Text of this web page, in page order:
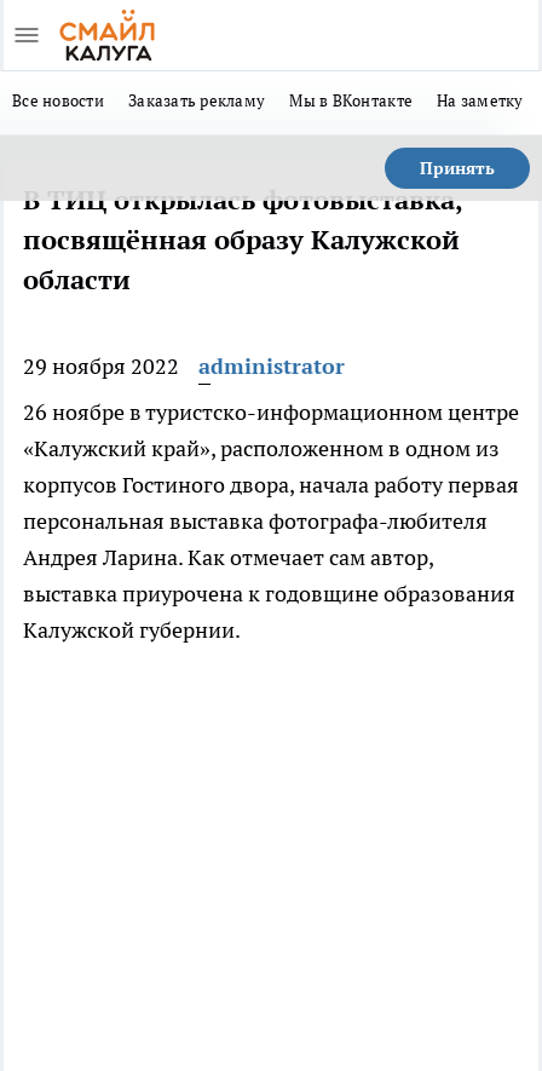
Все новости Заказать рекламу Мы в ВКонтакте На заметку
Принять
В ТИЦ открылась фотовыставка,
посвящённая образу Калужской
области
29 ноября 2022
administrator
26 ноябре в туристско-информационном центре
«Калужский край», расположенном в одном из
корпусов Гостиного двора, начала работу первая
персональная выставка фотографа-любителя
Андрея Ларина. Как отмечает сам автор,
выставка приурочена к годовщине образования
Калужской губернии.